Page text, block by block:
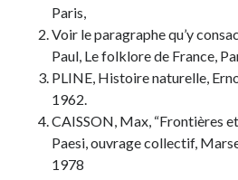
Paris,
Voir le paragraphe qu’y
Paul, Le folklore de France,
PLINE, Histoire naturelle,
1962.
CAISSON, Max, “Frontières
Paesi, ouvrage collectif,
1978